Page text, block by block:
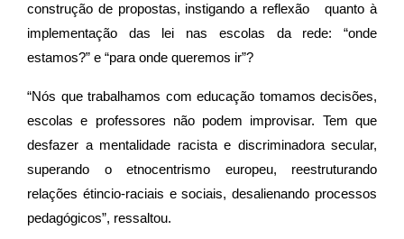
construção de propostas, instigando a reflexão quanto à
implementação das lei nas escolas da rede: “onde
estamos?” e “para onde queremos ir”?
“Nós que trabalhamos com educação tomamos decisões,
escolas e professores não podem improvisar. Tem que
desfazer a mentalidade racista e discriminadora secular,
superando o etnocentrismo europeu, reestruturando
relações étincio-raciais e sociais, desalienando processos
pedagógicos”, ressaltou.